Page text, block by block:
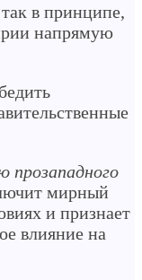
в принципе,
напрямую
прозападного
мирный
и признает
влияние на